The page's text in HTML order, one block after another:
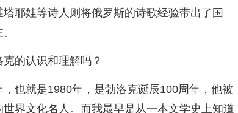
耶娃等诗人则将俄罗斯的诗歌经验带出了国
的认识和理解吗？
也就是1980年，是勃洛克诞辰100周年，他被
界文化名人。而我最早是从一本文学史上知道